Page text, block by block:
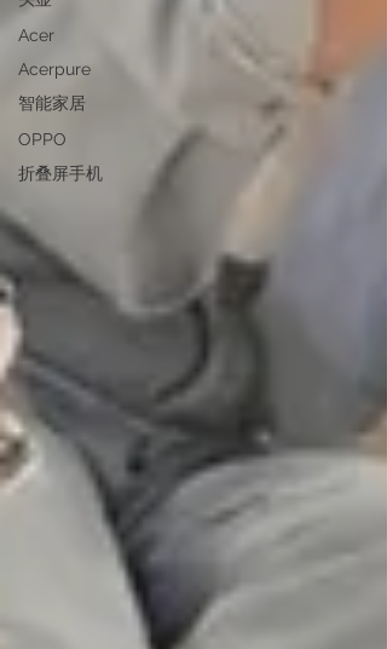
Acer
Acerpure
智能家居
OPPO
折叠屏手机